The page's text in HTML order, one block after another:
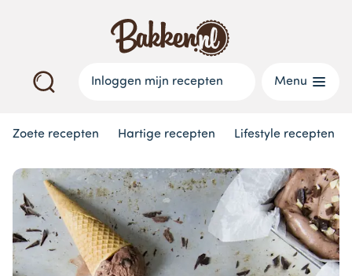
Inloggen mijn recepten Menu
Zoete recepten Hartige recepten Lifestyle recepten